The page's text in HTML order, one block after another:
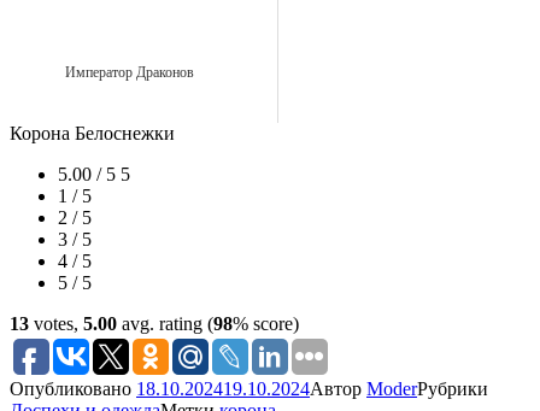
Император Драконов
Корона Белоснежки
5.00 / 5 5
1 / 5
2 / 5
3 / 5
4 / 5
5 / 5
13 votes, 5.00 avg. rating (98% score)
Опубликовано 18.10.202419.10.2024Автор ModerРубрики